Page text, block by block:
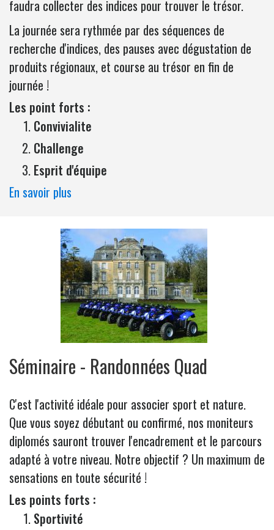
faudra collecter des indices pour trouver le trésor.
La journée sera rythmée par des séquences de
recherche d'indices, des pauses avec dégustation de
produits régionaux, et course au trésor en fin de
journée !
Les point forts :
Convivialite
Challenge
Esprit d'équipe
En savoir plus
Séminaire - Randonnées Quad
C'est l'activité idéale pour associer sport et nature.
Que vous soyez débutant ou confirmé, nos moniteurs
diplomés sauront trouver l'encadrement et le parcours
adapté à votre niveau. Notre objectif ? Un maximum de
sensations en toute sécurité !
Les points forts :
Sportivité